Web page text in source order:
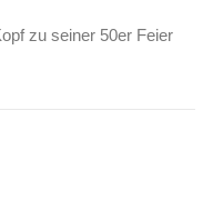
zu seiner 50er Feier